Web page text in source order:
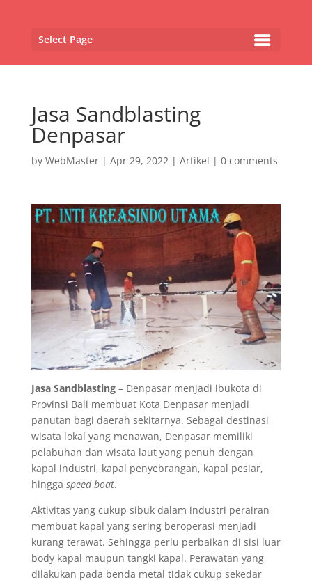
Select Page
Jasa Sandblasting
Denpasar
by WebMaster| Apr 29, 2022| Artikel | 0 comments
Jasa Sandblasting– Denpasar menjadi ibukota di
Provinsi Bali membuat Kota Denpasar menjadi
panutan bagi daerah sekitarnya. Sebagai destinasi
wisata lokal yang menawan, Denpasar memiliki
pelabuhan dan wisata laut yang penuh dengan
kapal industri, kapal penyebrangan, kapal pesiar,
hingga speed boat.
Aktivitas yang cukup sibuk dalam industri perairan
membuat kapal yang sering beroperasi menjadi
kurang terawat. Sehingga perlu perbaikan di sisi luar
body kapal maupun tangki kapal. Perawatan yang
dilakukan pada benda metal tidak cukup sekedar